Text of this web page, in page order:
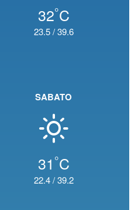
32°C
23.5/39.6
SABATO
31 °C
22.4/39.2